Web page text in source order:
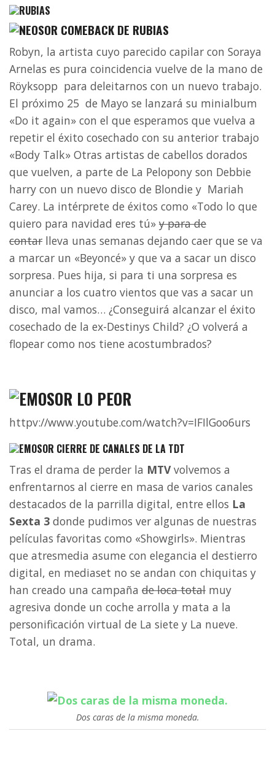
COMEBACK DE RUBIAS
Robyn, la artista cuyo parecido capilar con Soraya
Arnelas es pura coincidencia vuelve de la mano de
Röyksopp para deleitarnos con un nuevo trabajo.
El próximo 25 de Mayo se lanzará su minialbum
«Do it again» con el que esperamos que vuelva a
repetir el éxito cosechado con su anterior trabajo
«Body Talk» Otras artistas de cabellos dorados
que vuelven, a parte de La Pelopony son Debbie
harry con un nuevo disco de Blondie y Mariah
Carey. La intérprete de éxitos como «Todo lo que
quiero para navidad eres tú» y para de
contar lleva unas semanas dejando caer que se va
a marcar un «Beyoncé» y que va a sacar un disco
sorpresa. Pues hija, si para ti una sorpresa es
anunciar a los cuatro vientos que vas a sacar un
disco, mal vamos… ¿Conseguirá alcanzar el éxito
cosechado de la ex-Destinys Child? ¿O volverá a
flopear como nos tiene acostumbrados?
LO PEOR
httpv://www.youtube.com/watch?v=IFIlGoo6urs
CIERRE DE CANALES DE LA TDT
Tras el drama de perder la MTVvolvemos a
enfrentarnos al cierre en masa de varios canales
destacados de la parrilla digital, entre ellos La
Sexta 3 donde pudimos ver algunas de nuestras
películas favoritas como «Showgirls». Mientras
que atresmedia asume con elegancia el destierro
digital, en mediaset no se andan con chiquitas y
han creado una campaña de loca total muy
agresiva donde un coche arrolla y mata a la
personificación virtual de La siete y La nueve.
Total, un drama.
Dos caras de la misma moneda.